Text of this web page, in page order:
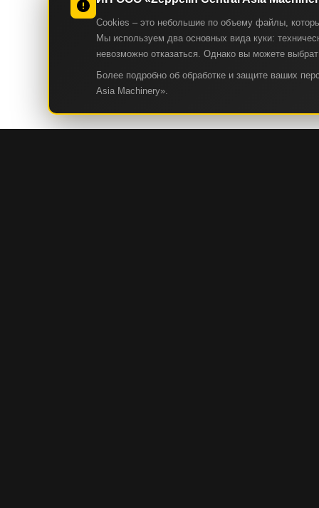
Cookies – это небольшие по объему файлы,
Мы используем два основных вида куки:
невозможно отказаться. Однако вы можете
Более подробно об обработке и защите ваших
Asia Machinery».